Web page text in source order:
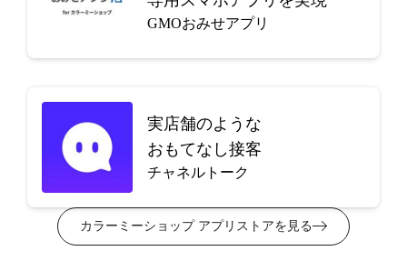
GMOおみせアプリ
実店舗のような
おもてなし接客
チャネルトーク
カラーミーショップ アプリストアを見る